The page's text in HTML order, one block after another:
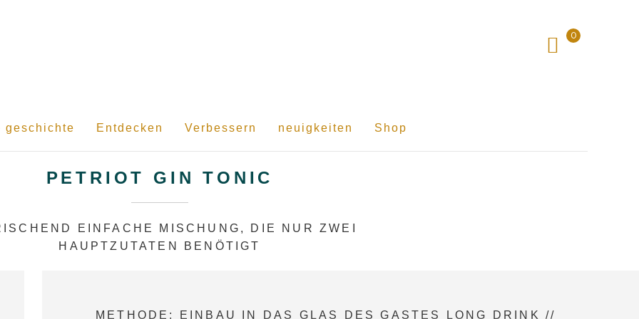
0
geschichte Entdecken Verbessern neuigkeiten Shop
PETRIOT GIN TONIC
EINFACHE MISCHUNG, DIE NUR ZWEI
HAUPTZUTATEN BENÖTIGT
METHODE: EINBAU IN DAS GLAS DES GASTES LONG DRINK //